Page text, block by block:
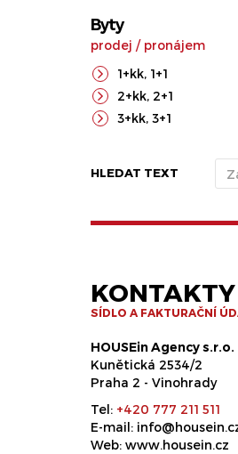
Byty
prodej / pronájem
1+kk, 1+1
2+kk, 2+1
3+kk, 3+1
HLEDAT TEXT
KONTAKTY
SÍDLO A FAKTURAČNÍ
HOUSEin Agency s.r.o.
Kunětická 2534/2
Praha 2 - Vinohrady
Tel: +420 777 211 511
E-mail:
Web: www.housein.cz